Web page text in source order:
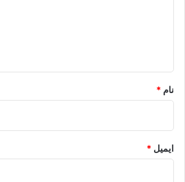
نام *
ایمیل *